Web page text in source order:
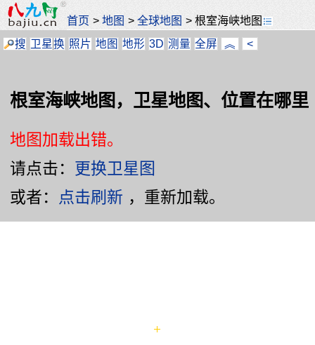
首页 >地图 >全球地图 >根室海峡地图
搜 卫星换 照片 地图 地形 3D 测量 全屏 ︽ <
根室海峡地图，卫星地图、位置在哪里
地图加载出错。
请点击： 更换卫星图
或者：
点击刷新 ，重新加载。